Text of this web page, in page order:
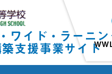
ワイド・ラーニ
支援事業サイト